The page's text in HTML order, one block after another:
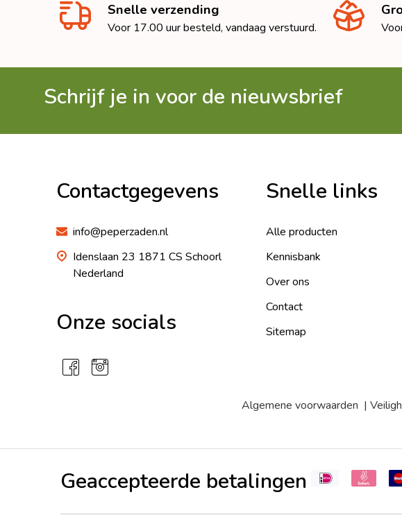
Snelle verzending
Voor 17.00 uur besteld, vandaag verstuurd.
Schrijf je in voor de nieuwsbrief
Contactgegevens
info@peperzaden.nl
Idenslaan 23 1871 CS Schoorl
Nederland
Onze socials
Snelle links
Alle producten
Kennisbank
Over ons
Contact
Sitemap
Algemene voorwaarden |
Geaccepteerde betalingen